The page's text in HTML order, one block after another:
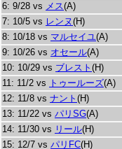
6: 9/28 vs メス(A)
7: 10/5 vs レンヌ(H)
8: 10/18 vs マルセイユ(A)
9: 10/26 vs オセール(A)
10: 10/29 vs ブレスト (H)
11: 11/2 vs トゥールーズ(A)
12: 11/8 vs ナント (H)
13: 11/22 vs パリSG(A)
14: 11/30 vs リール(H)
15: 12/7 vs パリFC(H)